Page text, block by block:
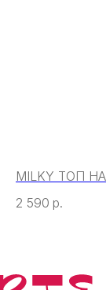
MILKY ТОП
2 590 р.